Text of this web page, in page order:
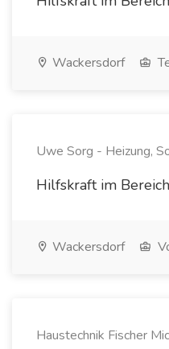
Wackersdorf
Uwe Sorg - Heizung,
Hilfskraft im
Wackersdorf
Haustechnik Fischer